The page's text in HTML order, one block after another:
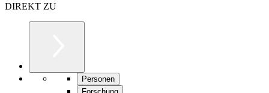
DIREKT ZU
Personen